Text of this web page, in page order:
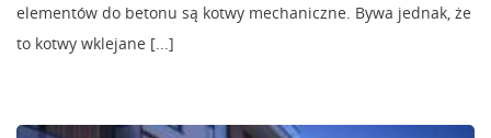
elementów do betonu są kotwy mechaniczne. Bywa jednak, że
to kotwy wklejane [...]